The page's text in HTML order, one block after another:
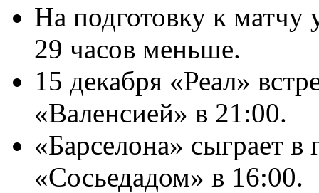
На подготовку к матчу
29 часов меньше.
15 декабря «Реал»
«Валенсией» в 21:00.
«Барселона» сыграет в
«Сосьедадом» в 16:00.